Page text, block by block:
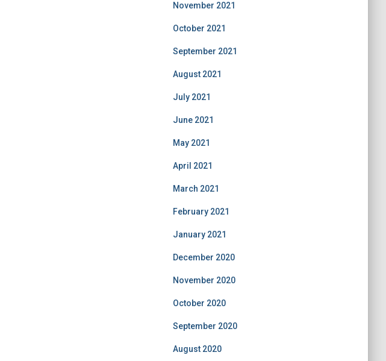
November 2021
October 2021
September 2021
August 2021
July 2021
June 2021
May 2021
April 2021
March 2021
February 2021
January 2021
December 2020
November 2020
October 2020
September 2020
August 2020